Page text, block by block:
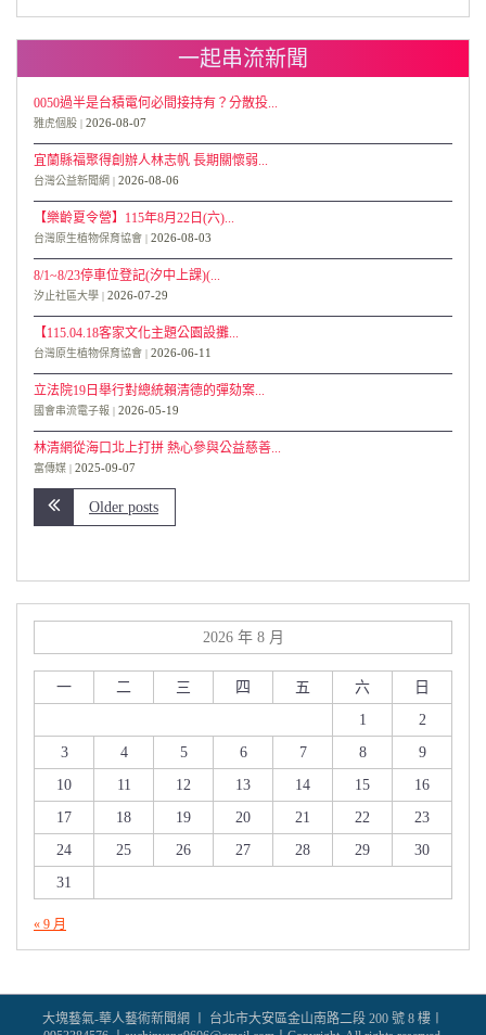
一起串流新聞
0050過半是台積電何必間接持有？分散投...
雅虎個股 2026-08-07
宜蘭縣福聚得創辦人林志帆 長期關懷弱...
台灣公益新聞網 2026-08-06
【樂齡夏令營】115年8月22日(六)...
台灣原生植物保育協會 2026-08-03
8/1~8/23停車位登記(汐中上課)(...
汐止社區大學 2026-07-29
【115.04.18客家文化主題公園設攤...
台灣原生植物保育協會 2026-06-11
立法院19日舉行對總統賴清德的彈劾案...
國會串流電子報 2026-05-19
林清網從海口北上打拼 熱心參與公益慈善...
富傳媒 2025-09-07
Older posts
2026 年 8 月
一 二 三 四 五 六
日
1
2
3
4 5 6 7 8
9
10
11 12 13 14 15
16
17
18 19 20 21 22
23
24
25 26 27 28 29
30
31
« 9 月
大塊藝氣-華人藝術新聞網 〡 台北市大安區金山南路二段 200 號 8 樓〡